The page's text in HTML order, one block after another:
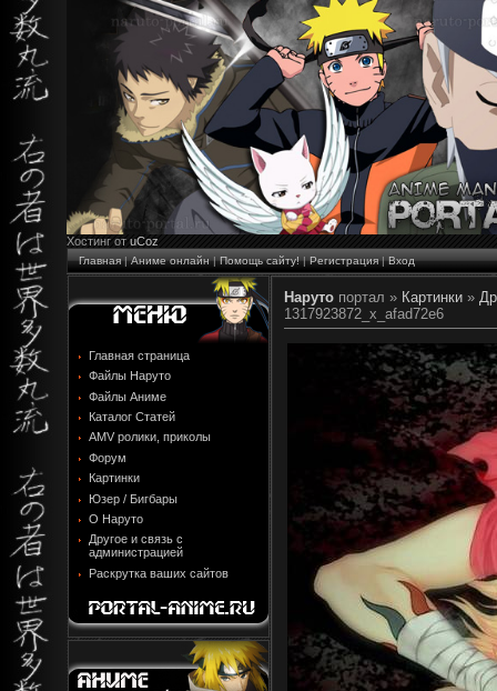
Хостинг от uCoz
Главная|Аниме онлайн|Помощь сайту!|Регистрация|Вход
Главная страница
Файлы Наруто
Файлы Аниме
Каталог Статей
AMV ролики, приколы
Форум
Картинки
Юзер / Бигбары
О Наруто
Другое и связь с
администрацией
Раскрутка ваших сайтов
Наруто портал » Картинки »
1317923872_x_afad72e6